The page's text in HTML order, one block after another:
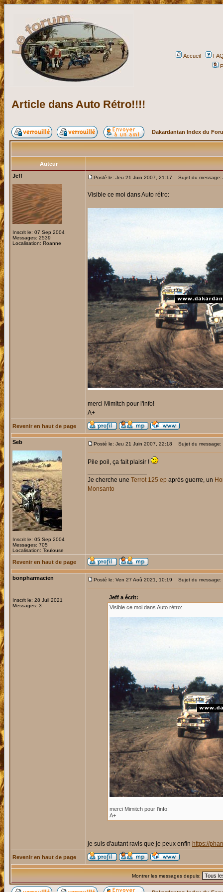
Accueil
Article dans Auto Rétro!!!!
Dakardantan Index du
Auteur
Jeff
Inscrit le: 07 Sep 2004
Messages: 2539
Localisation: Roanne
Posté le: Jeu 21 Juin 2007, 21:17 Sujet du message:
Visible ce moi dans Auto rétro:
merci Mimitch pour l'info!
A+
Revenir en haut de page
Seb
Inscrit le: 05 Sep 2004
Messages: 705
Localisation: Toulouse
Posté le: Jeu 21 Juin 2007, 22:18 Sujet du message:
Pile poil, ça fait plaisir !
Je cherche une Terrot 125 ep après guerre, un
Monsanto
Revenir en haut de page
bonpharmacien
Inscrit le: 28 Juil 2021
Messages: 3
Posté le: Ven 27 Aoû 2021, 10:19 Sujet du message:
Jeff a écrit:
Visible ce moi dans Auto rétro:
merci Mimitch pour l'info!
A+
je suis d'autant ravis que je peux enfin https://
Revenir en haut de page
Montrer les messages depuis: